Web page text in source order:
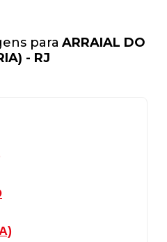
para ARRAIAL DO
- RJ